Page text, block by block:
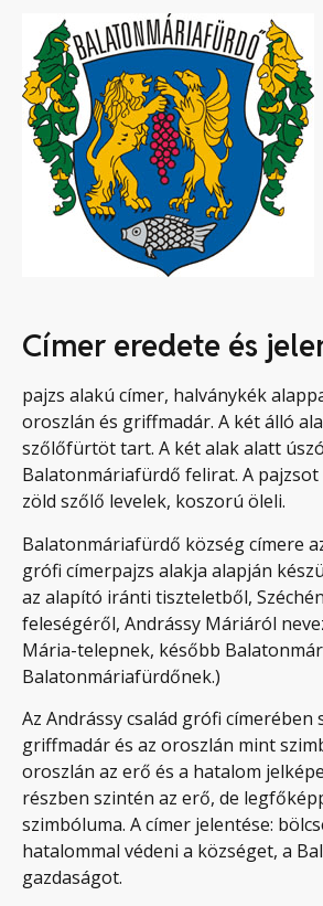
Címer eredete és
pajzs alakú címer, halványkék
oroszlán és griffmadár. A két álló
szőlőfürtöt tart. A két alak alatt
Balatonmáriafürdő felirat. A
zöld szőlő levelek, koszorú öleli.
Balatonmáriafürdő község címere
grófi címerpajzs alakja alapján
az alapító iránti tiszteletből,
feleségéről, Andrássy Máriáról
Mária-telepnek, később
Balatonmáriafürdőnek.)
Az Andrássy család grófi címerében
griffmadár és az oroszlán mint
oroszlán az erő és a hatalom
részben szintén az erő, de
szimbóluma. A címer jelentése:
hatalommal védeni a községet, a
gazdaságot.